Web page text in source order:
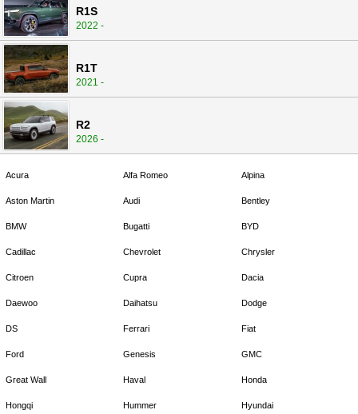
R1S
2022 -
R1T
2021 -
R2
2026 -
Acura Alfa Romeo Alpina
Aston Martin Audi Bentley
BMW Bugatti BYD
Cadillac Chevrolet Chrysler
Citroen Cupra Dacia
Daewoo Daihatsu Dodge
DS Ferrari Fiat
Ford Genesis GMC
Great Wall Haval Honda
Hongqi Hummer Hyundai